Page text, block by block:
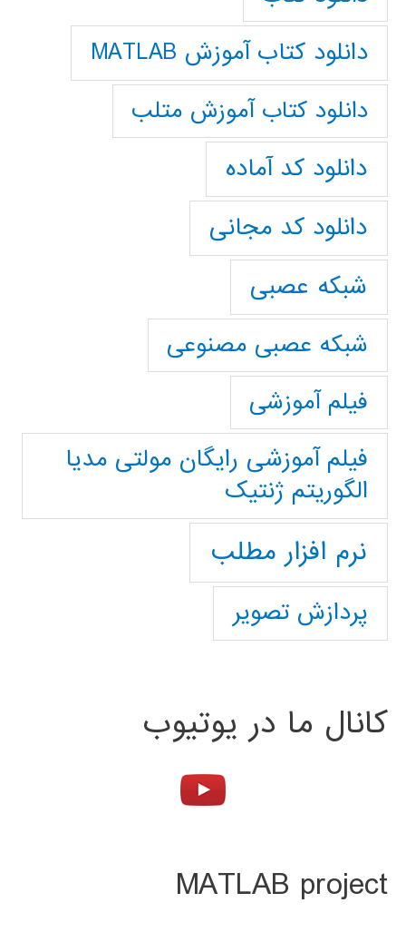
دانلود کتاب آموزش MATLAB
دانلود کتاب آموزش متلب
دانلود کد آماده
دانلود کد مجانی
شبکه عصبی
شبکه عصبی مصنوعی
فیلم آموزشی
فیلم آموزشی رایگان مولتی مدیا
الگوریتم ژنتیک
نرم افزار مطلب
پردازش تصویر
کانال ما در یوتیوب
MATLAB project